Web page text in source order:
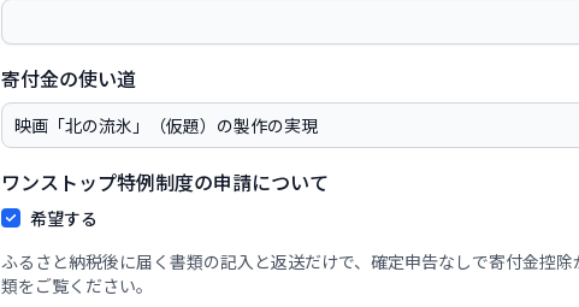
寄付金の使い道
ワンストップ特例制度の申請について
希望する
ふるさと納税後に届く書類の記入と返送だけで、確定申告なしで寄付金控
類をご覧ください。